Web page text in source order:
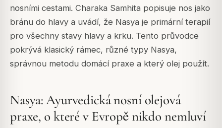
nosními cestami. Charaka Samhita popisuje nos jako
bránu do hlavy a uvádí, že Nasya je primární terapií
pro všechny stavy hlavy a krku. Tento průvodce
pokrývá klasický rámec, různé typy Nasya,
správnou metodu domácí praxe a který olej použít.
Nasya: Ayurvedická nosní olejová
praxe, o které v Evropě nikdo nemluví